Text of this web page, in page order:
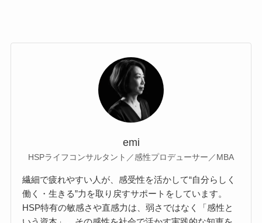
emi
HSPライフコンサルタント／感性プロデューサー／MBA
繊細で疲れやすい人が、感受性を活かして“自分らしく
働く・生きる”力を取り戻すサポートをしています。
HSP特有の敏感さや直感力は、弱さではなく「感性と